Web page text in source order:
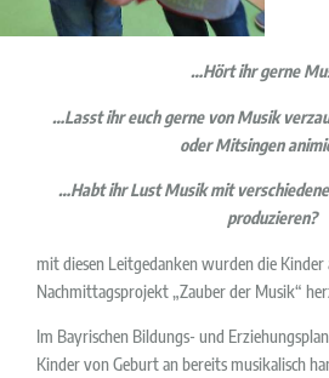
…Hört ihr gerne
…Lasst ihr euch gerne von Musik
oder Mitsingen
…Habt ihr Lust Musik mit
produzieren?
mit diesen Leitgedanken wurden die Kinder
Nachmittagsprojekt „Zauber der Musik“
Im Bayrischen Bildungs- und
Kinder von Geburt an bereits musikalisch